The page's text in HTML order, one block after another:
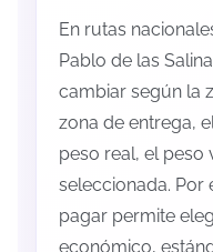
En rutas
Pablo de las
cambiar según la
zona de entrega,
peso real, el
seleccionada. Por
pagar permite
económico,